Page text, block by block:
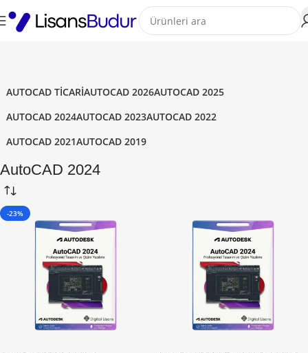
AUTOCAD TICARIAUTOCAD 2026AUTOCAD 2025
AUTOCAD 2024AUTOCAD 2023AUTOCAD 2022
AUTOCAD 2021AUTOCAD 2019
AutoCAD 2024
-23%